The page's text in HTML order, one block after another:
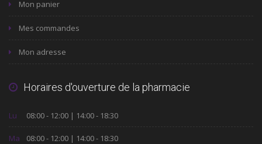
Mon panier
Mes commandes
Mon adresse
Horaires d'ouverture de la pharmacie
Lu 08:00 - 12:00 | 14:00 - 18:30
Ma 08:00 - 12:00 | 14:00 - 18:30